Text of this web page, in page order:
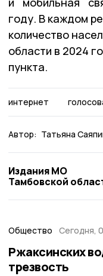
году. В каждом
количество
области в 2024
пункта.
интернет
Автор: Татьяна
Издания МО
Тамбовской
Общество Сегодня,
Ржаксинских
трезвость